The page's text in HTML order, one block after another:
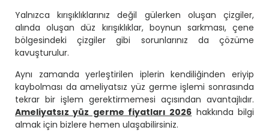
Yalnızca kırışıklıklarınız değil gülerken oluşan çizgiler,
alında oluşan düz kırışıklıklar, boynun sarkması, çene
bölgesindeki çizgiler gibi sorunlarınız da çözüme
kavuşturulur.
Aynı zamanda yerleştirilen iplerin kendiliğinden eriyip
kaybolması da ameliyatsız yüz germe işlemi sonrasında
tekrar bir işlem gerektirmemesi açısından avantajlıdır.
Ameliyatsız yüz germe fiyatları 2026 hakkında bilgi
almak için bizlere hemen ulaşabilirsiniz.